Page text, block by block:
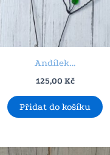
Andílek…
125,00 Kč
Přidat do košíku